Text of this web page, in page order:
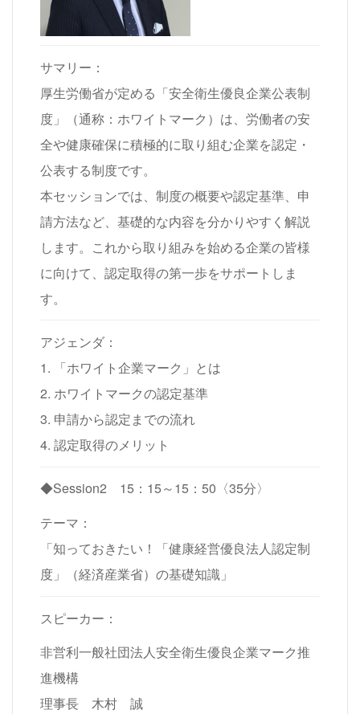
サマリー：
厚生労働省が定める「安全衛生優良企業公表制
度」（通称：ホワイトマーク）は、労働者の安
全や健康確保に積極的に取り組む企業を認定・
公表する制度です。
本セッションでは、制度の概要や認定基準、申
請方法など、基礎的な内容を分かりやすく解説
します。これから取り組みを始める企業の皆様
に向けて、認定取得の第一歩をサポートしま
す。
アジェンダ：
1. 「ホワイト企業マーク」とは
2. ホワイトマークの認定基準
3. 申請から認定までの流れ
4. 認定取得のメリット
◆Session2 15：15～15：50〈35分〉
テーマ：
「知っておきたい！「健康経営優良法人認定制
度」（経済産業省）の基礎知識」
スピーカー：
非営利一般社団法人安全衛生優良企業マーク推
進機構
理事長 木村 誠